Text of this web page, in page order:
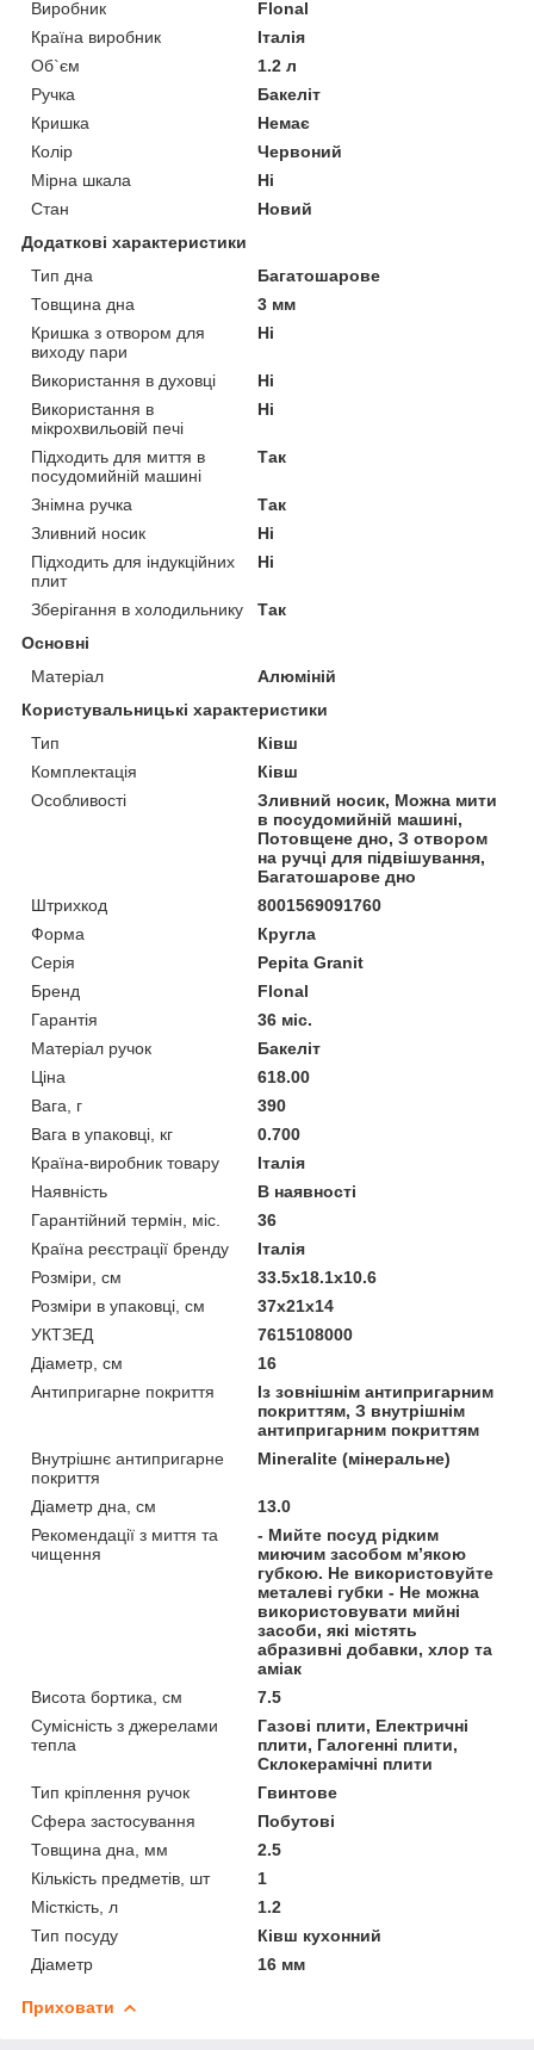
Виробник
Flonal
Країна виробник
Італія
Об`єм
1.2 л
Ручка
Бакеліт
Кришка
Немає
Колір
Червоний
Мірна шкала
Ні
Стан
Новий
Додаткові характеристики
Тип дна
Багатошарове
Товщина дна
3 мм
Кришка з отвором для
виходу пари
Ні
Використання в духовці
Ні
Використання в
мікрохвильовій печі
Ні
Підходить для миття в
посудомийній машині
Так
Знімна ручка
Так
Зливний носик
Ні
Підходить для індукційних
плит
Ні
Зберігання в холодильнику
Так
Основні
Матеріал
Алюміній
Користувальницькі характеристики
Тип
Ківш
Комплектація
Ківш
Особливості
Зливний носик, Можна мити
в посудомийній машині,
Потовщене дно, З отвором
на ручці для підвішування,
Багатошарове дно
Штрихкод
8001569091760
Форма
Кругла
Серія
Pepita Granit
Бренд
Flonal
Гарантія
36 міс.
Матеріал ручок
Бакеліт
Ціна
618.00
Вага, г
390
Вага в упаковці, кг
0.700
Країна-виробник товару
Італія
Наявність
В наявності
Гарантійний термін, міс.
36
Країна реєстрації бренду
Італія
Розміри, см
33.5x18.1x10.6
Розміри в упаковці, см
37x21x14
УКТЗЕД
7615108000
Діаметр, см
16
Антипригарне покриття
Із зовнішнім антипригарним
покриттям, З внутрішнім
антипригарним покриттям
Внутрішнє антипригарне
покриття
Mineralite (мінеральне)
Діаметр дна, см
13.0
Рекомендації з миття та
чищення
- Мийте посуд рідким
миючим засобом м’якою
губкою. Не використовуйте
металеві губки - Не можна
використовувати мийні
засоби, які містять
абразивні добавки, хлор та
аміак
Висота бортика, см
7.5
Сумісність з джерелами
тепла
Газові плити, Електричні
плити, Галогенні плити,
Склокерамічні плити
Тип кріплення ручок
Гвинтове
Сфера застосування
Побутові
Товщина дна, мм
2.5
Кількість предметів, шт
1
Місткість, л
1.2
Тип посуду
Ківш кухонний
Діаметр
16 мм
Приховати